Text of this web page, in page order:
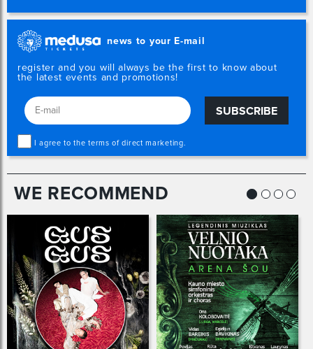
news to your E-mail
register and you will always be the first to know about
the latest events and promotions!
SUBSCRIBE
I agree to the terms of direct marketing.
WE RECOMMEND